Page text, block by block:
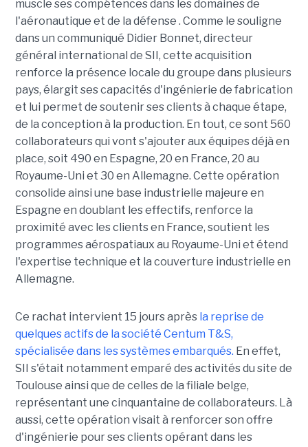
muscle ses compétences dans les domaines de
l'aéronautique et de la défense . Comme le souligne
dans un communiqué Didier Bonnet, directeur
général international de SII, cette acquisition
renforce la présence locale du groupe dans plusieurs
pays, élargit ses capacités d'ingénierie de fabrication
et lui permet de soutenir ses clients à chaque étape,
de la conception à la production. En tout, ce sont 560
collaborateurs qui vont s'ajouter aux équipes déjà en
place, soit 490 en Espagne, 20 en France, 20 au
Royaume-Uni et 30 en Allemagne. Cette opération
consolide ainsi une base industrielle majeure en
Espagne en doublant les effectifs, renforce la
proximité avec les clients en France, soutient les
programmes aérospatiaux au Royaume-Uni et étend
l'expertise technique et la couverture industrielle en
Allemagne.
Ce rachat intervient 15 jours après la reprise de
quelques actifs de la société Centum T&S,
spécialisée dans les systèmes embarqués. En effet,
SII s'était notamment emparé des activités du site de
Toulouse ainsi que de celles de la filiale belge,
représentant une cinquantaine de collaborateurs. Là
aussi, cette opération visait à renforcer son offre
d'ingénierie pour ses clients opérant dans les